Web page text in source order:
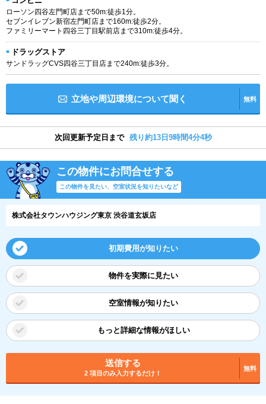
ローソン四谷左門町店まで50m:徒歩1分。
セブンイレブン新宿左門町店まで160m:徒歩2分。
ファミリーマート四谷三丁目駅前店まで310m:徒歩4分。
ドラッグストア
サンドラッグCVS四谷三丁目店まで240m:徒歩3分。
立地や周辺環境について聞く 無料
次回更新予定日まで 残り約13日9時間4分3秒
この物件にお問合せする
この物件を見たい、空室状況を知りたいなど
株式会社タウンハウジング東京 渋谷道玄坂店
初期費用が知りたい
物件を実際に見たい
空室情報が知りたい
もっと詳細な情報がほしい
送信する
2 項目のみ入力するだけ！
無料